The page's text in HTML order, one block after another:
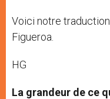
Voici notre
Figueroa.
HG
La grandeur de ce